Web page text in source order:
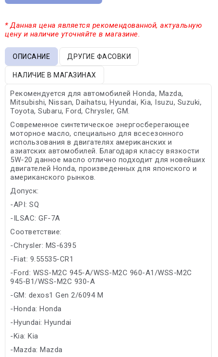
* Данная цена является рекомендованной, актуальную
цену и наличие уточняйте в магазине.
ОПИСАНИЕ ДРУГИЕ ФАСОВКИ
НАЛИЧИЕ В МАГАЗИНАХ
Рекомендуется для автомобилей Honda, Mazda,
Mitsubishi, Nissan, Daihatsu, Hyundai, Kia, Isuzu, Suzuki,
Toyota, Subaru, Ford, Chrysler, GM.
Современное синтетическое энергосберегающее
моторное масло, специально для всесезонного
использования в двигателях американских и
азиатских автомобилей. Благодаря классу вязкости
5W-20 данное масло отлично подходит для новейших
двигателей Honda, произведенных для японского и
американского рынков.
Допуск:
-API: SQ
-ILSAC: GF-7A
Соответствие:
-Chrysler: MS-6395
-Fiat: 9.55535-CR1
-Ford: WSS-M2C 945-A/WSS-M2C 960-A1/WSS-M2C
945-B1/WSS-M2C 930-A
-GM: dexos1 Gen 2/6094 M
-Honda: Honda
-Hyundai: Hyundai
-Kia: Kia
-Mazda: Mazda